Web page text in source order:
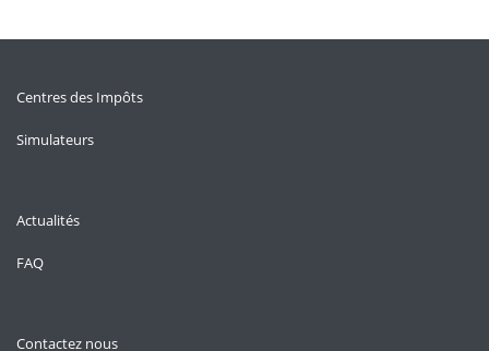
Centres des Impôts
Simulateurs
Actualités
FAQ
Contactez nous